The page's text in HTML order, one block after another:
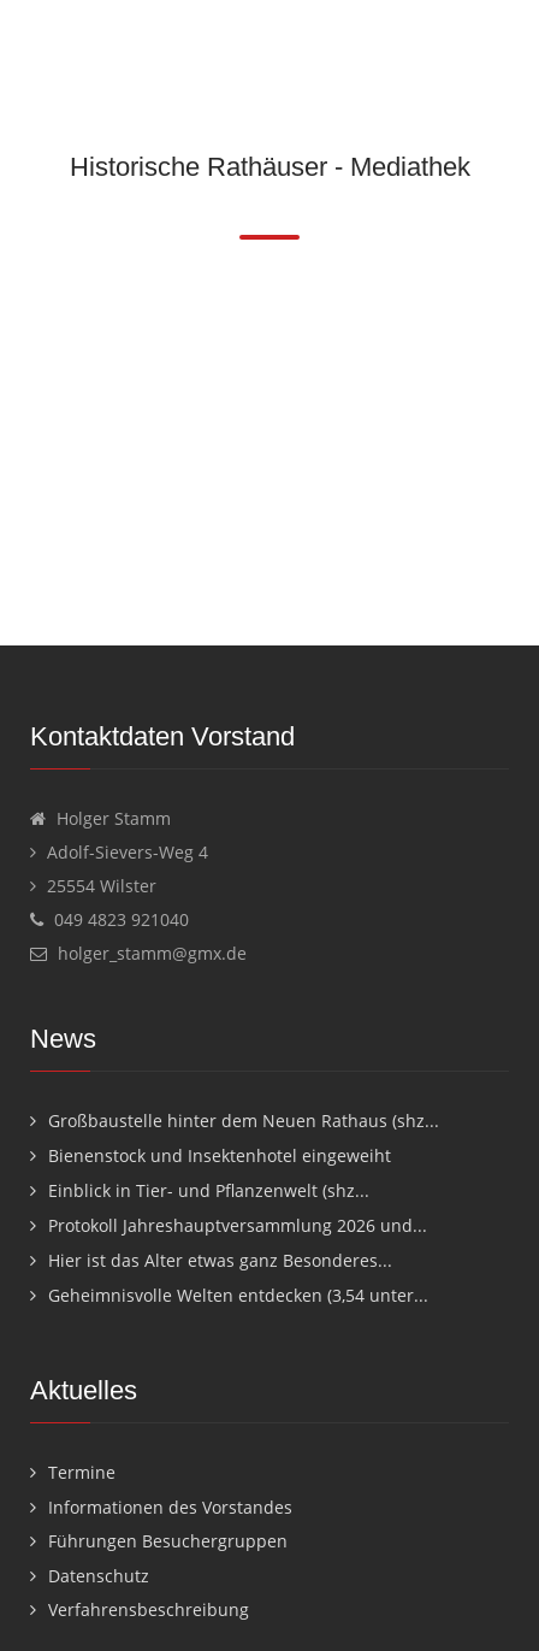
Historische Rathäuser - Mediathek
Kontaktdaten Vorstand
Holger Stamm
Adolf-Sievers-Weg 4
25554 Wilster
049 4823 921040
holger_stamm@gmx.de
News
Großbaustelle hinter dem Neuen Rathaus (shz...
Bienenstock und Insektenhotel eingeweiht
Einblick in Tier- und Pflanzenwelt (shz...
Protokoll Jahreshauptversammlung 2026 und...
Hier ist das Alter etwas ganz Besonderes...
Geheimnisvolle Welten entdecken (3,54 unter...
Aktuelles
Termine
Informationen des Vorstandes
Führungen Besuchergruppen
Datenschutz
Verfahrensbeschreibung